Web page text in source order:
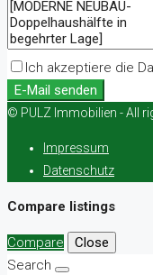
Ich akzeptiere die
E-Mail senden
© PULZ Immobilien - All
Impressum
Datenschutz
Compare listings
Compare
Close
Search